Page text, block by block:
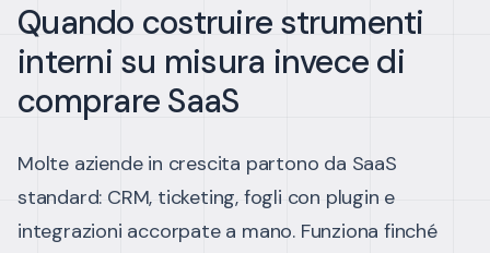
Quando costruire strumenti
interni su misura invece di
comprare SaaS
Molte aziende in crescita partono da SaaS
standard: CRM, ticketing, fogli con plugin e
integrazioni accorpate a mano. Funziona finché